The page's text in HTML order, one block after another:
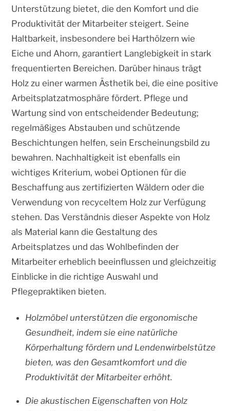
Unterstützung bietet, die den Komfort und die
Produktivität der Mitarbeiter steigert. Seine
Haltbarkeit, insbesondere bei Harthölzern wie
Eiche und Ahorn, garantiert Langlebigkeit in stark
frequentierten Bereichen. Darüber hinaus trägt
Holz zu einer warmen Ästhetik bei, die eine positive
Arbeitsplatzatmosphäre fördert. Pflege und
Wartung sind von entscheidender Bedeutung;
regelmäßiges Abstauben und schützende
Beschichtungen helfen, sein Erscheinungsbild zu
bewahren. Nachhaltigkeit ist ebenfalls ein
wichtiges Kriterium, wobei Optionen für die
Beschaffung aus zertifizierten Wäldern oder die
Verwendung von recyceltem Holz zur Verfügung
stehen. Das Verständnis dieser Aspekte von Holz
als Material kann die Gestaltung des
Arbeitsplatzes und das Wohlbefinden der
Mitarbeiter erheblich beeinflussen und gleichzeitig
Einblicke in die richtige Auswahl und
Pflegepraktiken bieten.
Holzmöbel unterstützen die ergonomische
Gesundheit, indem sie eine natürliche
Körperhaltung fördern und Lendenwirbelstütze
bieten, was den Gesamtkomfort und die
Produktivität der Mitarbeiter erhöht.
Die akustischen Eigenschaften von Holz